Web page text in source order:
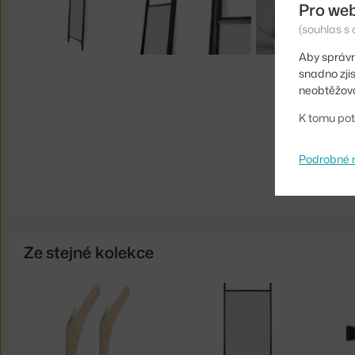
Ze stejné kolekce
Pro
(souhlas s
Aby
snadno
K tomu
Podrobné